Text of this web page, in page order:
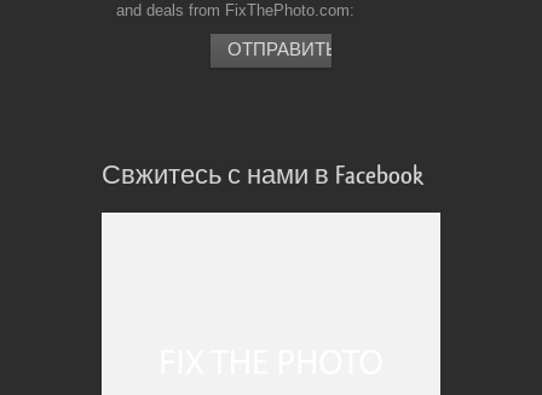
and deals from FixThePhoto.com
Свжитесь с нами в Facebook